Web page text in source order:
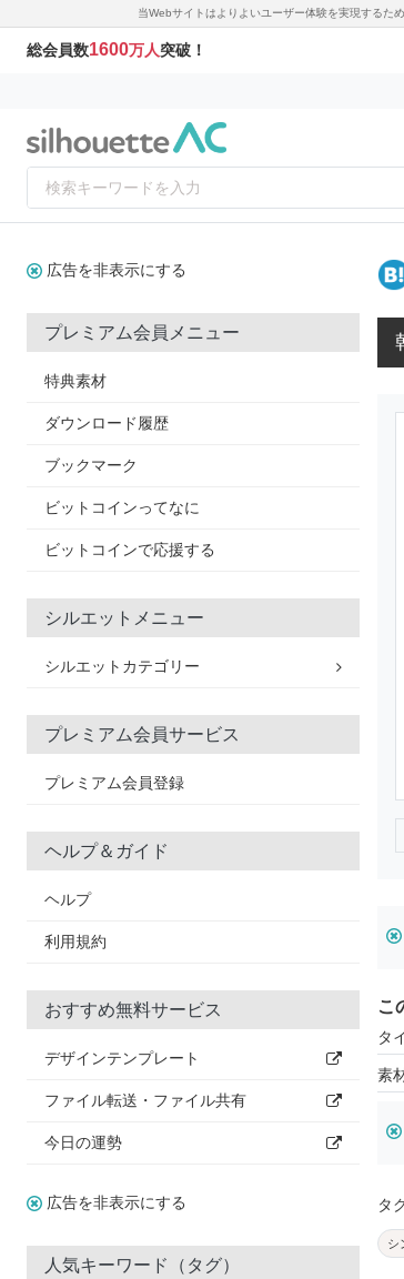
当Webサイトはよりよいユーザー体験を実現するた
総会員数1600万人突破！
広告を非表示にする
プレミアム会員メニュー
特典素材
ダウンロード履歴
ブックマーク
ビットコインってなに
ビットコインで応援する
シルエットメニュー
シルエットカテゴリー
プレミアム会員サービス
プレミアム会員登録
ヘルプ＆ガイド
ヘルプ
利用規約
おすすめ無料サービス
デザインテンプレート
ファイル転送・ファイル共有
今日の運勢
広告を非表示にする
人気キーワード（タグ）
こ
タ
素
タ
シ